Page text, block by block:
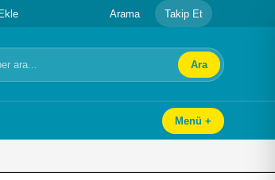
Arama Takip Et
Ara
Menü +